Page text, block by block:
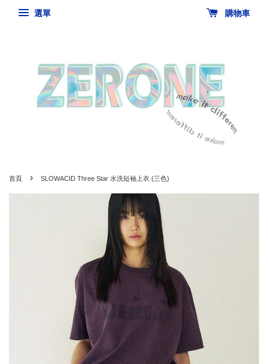
選單 購物車
首頁 › SLOWACID Three Star 水洗短袖上衣 (三色)